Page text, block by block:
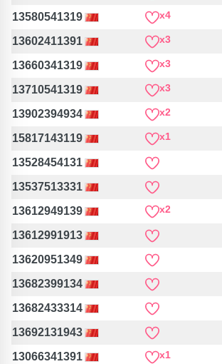
13580541319 x4
13602411391 x3
13660341319 x3
13710541319 x3
13902394934 x2
15817143119 x1
13528454131
13537513331
13612949139 x2
13612991913
13620951349
13682399134
13682433314
13692131943
13066341391 x1